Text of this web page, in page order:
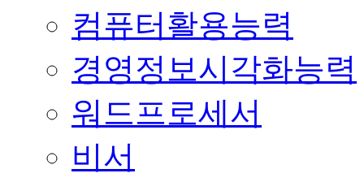
컴퓨터활용능력
경영정보시각화능력
워드프로세서
비서